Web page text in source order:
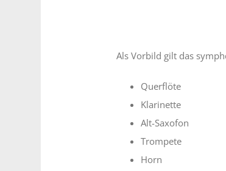
Als Vorbild gilt das
Querflöte
Klarinette
Alt-Saxofon
Trompete
Horn